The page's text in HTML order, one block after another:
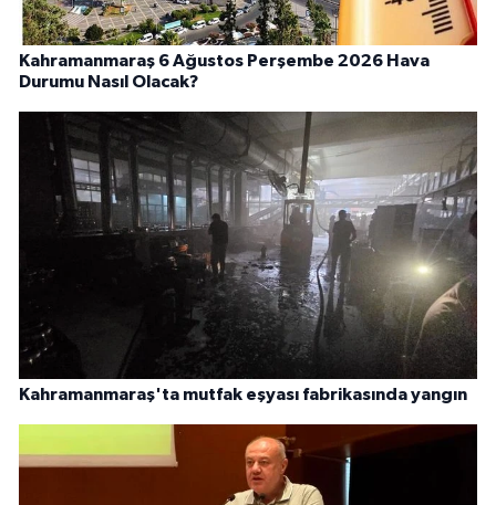
Kahramanmaraş 6 Ağustos Perşembe 2026 Hava
Durumu Nasıl Olacak?
Kahramanmaraş'ta mutfak eşyası fabrikasında yangın